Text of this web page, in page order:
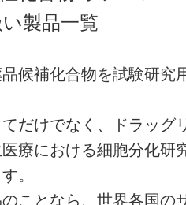
製品一覧
候補化合物を試験研究
だけでなく、ドラッグ
療における細胞分化研
。
ことなら、世界各国の